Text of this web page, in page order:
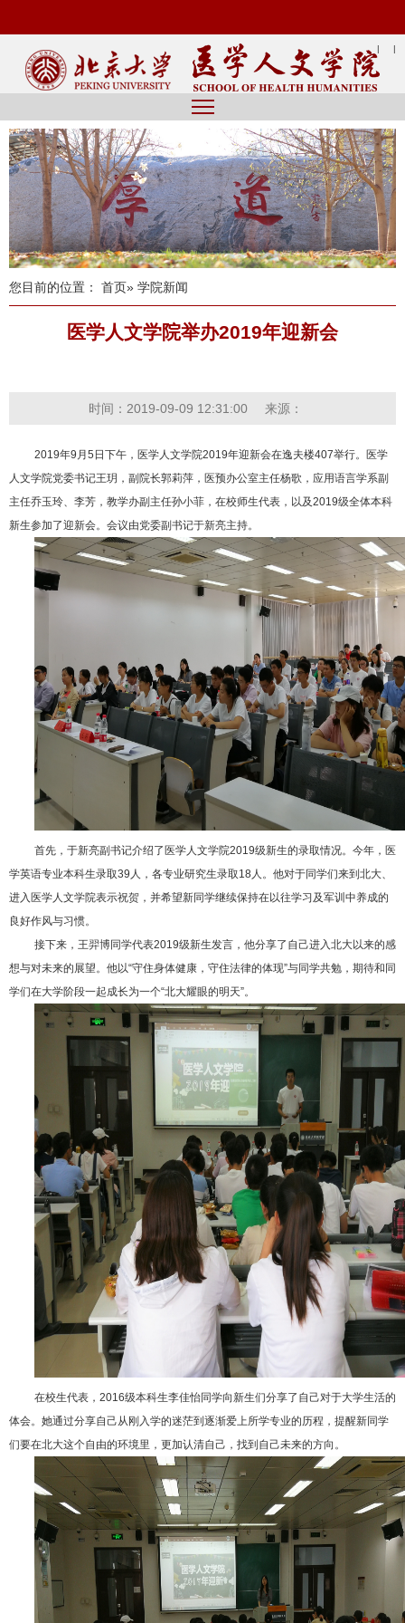
| |
您目前的位置： 首页» 学院新闻
医学人文学院举办2019年迎新会
时间：2019-09-09 12:31:00 来源：
2019年9月5日下午，医学人文学院2019年迎新会在逸夫楼407举行。医学
人文学院党委书记王玥，副院长郭莉萍，医预办公室主任杨歌，应用语言学系副
主任乔玉玲、李芳，教学办副主任孙小菲，在校师生代表，以及2019级全体本科
新生参加了迎新会。会议由党委副书记于新亮主持。
首先，于新亮副书记介绍了医学人文学院2019级新生的录取情况。今年，医
学英语专业本科生录取39人，各专业研究生录取18人。他对于同学们来到北大、
进入医学人文学院表示祝贺，并希望新同学继续保持在以往学习及军训中养成的
良好作风与习惯。
接下来，王羿博同学代表2019级新生发言，他分享了自己进入北大以来的感
想与对未来的展望。他以“守住身体健康，守住法律的体现”与同学共勉，期待和同
学们在大学阶段一起成长为一个“北大耀眼的明天”。
在校生代表，2016级本科生李佳怡同学向新生们分享了自己对于大学生活的
体会。她通过分享自己从刚入学的迷茫到逐渐爱上所学专业的历程，提醒新同学
们要在北大这个自由的环境里，更加认清自己，找到自己未来的方向。